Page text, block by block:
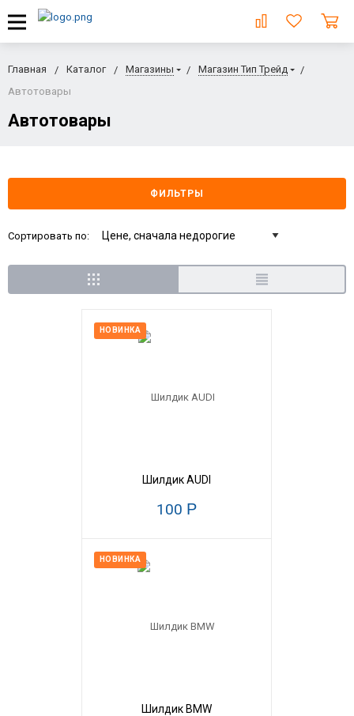
Главная Каталог Магазины
Магазин Тип Трейд
Автотовары
Автотовары
ФИЛЬТРЫ
Сортировать по:
НОВИНКА
Шилдик AUDI
100 Р
НОВИНКА
Шилдик BMW